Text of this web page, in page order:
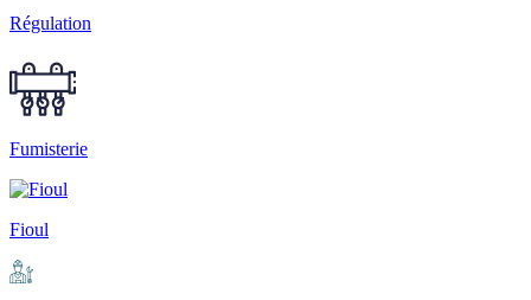
Régulation
Fumisterie
Fioul